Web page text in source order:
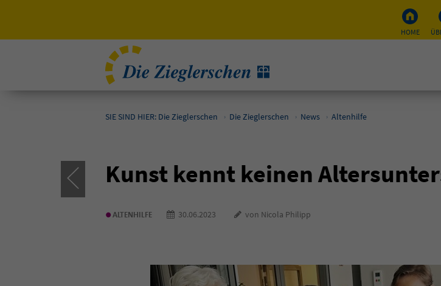
HOME
SIE SIND HIER: Die Zieglerschen Die Zieglerschen News Altenhilfe
Kunst kennt keinen
•ALTENHILFE 30.06.2023 von Nicola Philipp